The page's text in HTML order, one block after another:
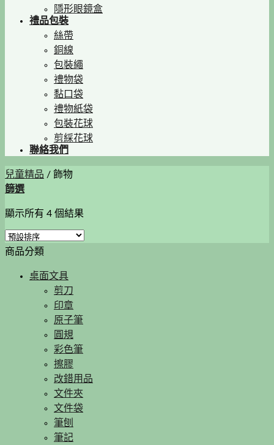
隱形眼鏡盒
禮品包裝
絲帶
銅線
包裝繩
禮物袋
黏口袋
禮物紙袋
包裝花球
剪綵花球
聯絡我們
兒童精品 / 飾物
篩選
顯示所有 4 個結果
商品分類
桌面文具
剪刀
印章
原子筆
圓規
彩色筆
擦膠
改錯用品
文件夾
文件袋
筆刨
筆記